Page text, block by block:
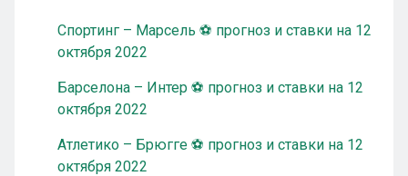
Спортинг – Марсель ⚽ прогноз и ставки на 12
октября 2022
Барселона – Интер ⚽ прогноз и ставки на 12
октября 2022
Атлетико – Брюгге ⚽ прогноз и ставки на 12
октября 2022